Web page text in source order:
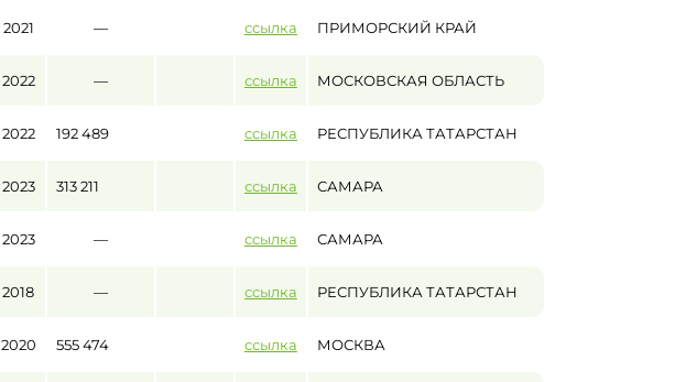
2021 — ссылка ПРИМОРСКИЙ КРАЙ
2022 — ссылка МОСКОВСКАЯ ОБЛАСТЬ
2022 192 489 ссылка РЕСПУБЛИКА ТАТАРСТАН
2023 313 211 ссылка САМАРА
2023 — ссылка САМАРА
2018 — ссылка РЕСПУБЛИКА ТАТАРСТАН
2020 555 474 ссылка МОСКВА